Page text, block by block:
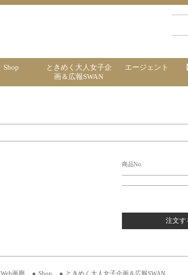
Shop
ときめく大人女子企
画＆広報SWAN
エージェント
商品No.
注文す
Web画廊 Shop
ときめく大人女子企画＆広報SWAN